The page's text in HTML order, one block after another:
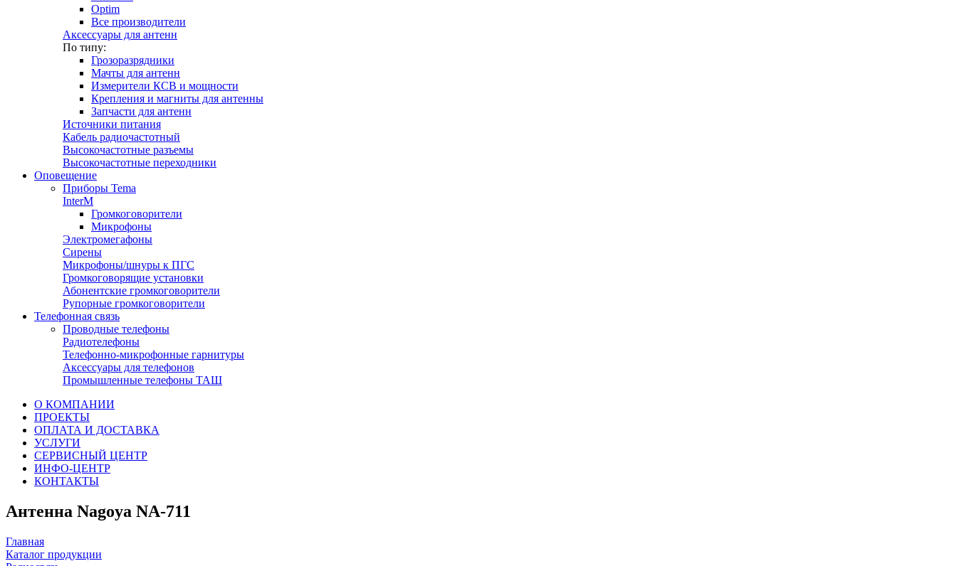
Optim
Все производители
Аксессуары для антенн
По типу:
Грозоразрядники
Мачты для антенн
Измерители КСВ и мощности
Крепления и магниты для антенны
Запчасти для антенн
Источники питания
Кабель радиочастотный
Высокочастотные разъемы
Высокочастотные переходники
Оповещение
Приборы Tema
InterM
Громкоговорители
Микрофоны
Электромегафоны
Сирены
Микрофоны/шнуры к ПГС
Громкоговорящие установки
Абонентские громкоговорители
Рупорные громкоговорители
Телефонная связь
Проводные телефоны
Радиотелефоны
Телефонно-микрофонные гарнитуры
Аксессуары для телефонов
Промышленные телефоны ТАШ
О КОМПАНИИ
ПРОЕКТЫ
ОПЛАТА И ДОСТАВКА
УСЛУГИ
СЕРВИСНЫЙ ЦЕНТР
ИНФО-ЦЕНТР
КОНТАКТЫ
Антенна Nagoya NA-711
Главная
Каталог продукции